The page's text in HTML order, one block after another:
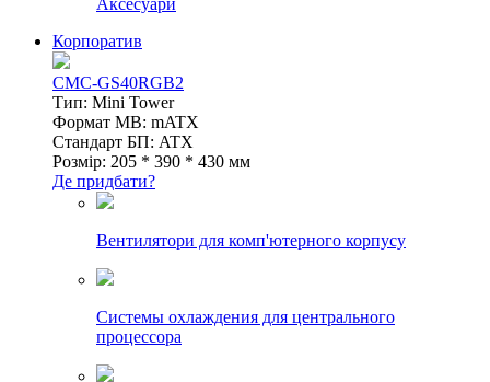
Аксесуари
Корпоратив
CMC-GS40RGB2
Тип: Mini Tower
Формат MB: mATX
Стандарт БП: ATX
Розмір: 205 * 390 * 430 мм
Де придбати?
Вентилятори для комп'ютерного корпусу
Системы охлаждения для центрального
процессора